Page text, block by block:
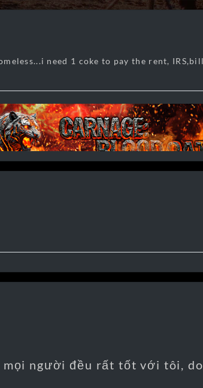
need 1 coke to pay the rent,
người đều rất tốt với tôi,